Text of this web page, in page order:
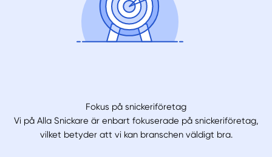
Fokus på snickeriföretag
Vi på Alla Snickare är enbart fokuserade på snickeriföretag,
vilket betyder att vi kan branschen väldigt bra.